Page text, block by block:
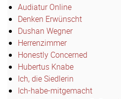
Audiatur Online
Denken Erwünscht
Dushan Wegner
Herrenzimmer
Honestly Concerned
Hubertus Knabe
Ich, die Siedlerin
Ich-habe-mitgemacht